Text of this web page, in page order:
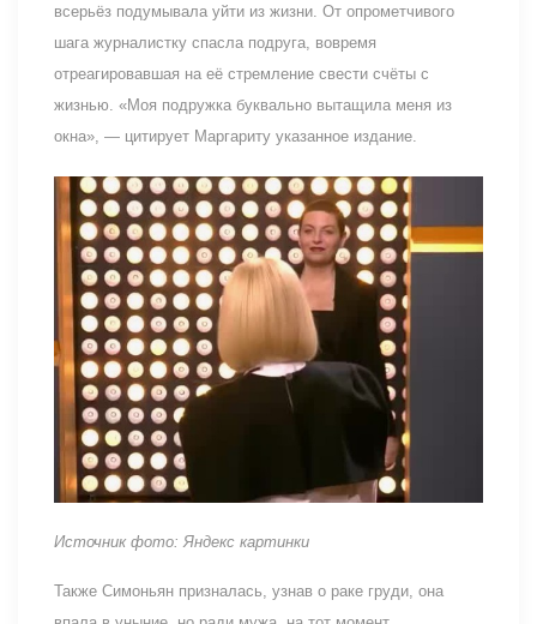
всерьёз подумывала уйти из жизни. От опрометчивого
шага журналистку спасла подруга, вовремя
отреагировавшая на её стремление свести счёты с
жизнью. «Моя подружка буквально вытащила меня из
окна», — цитирует Маргариту указанное издание.
Источник фото: Яндекс картинки
Также Симоньян призналась, узнав о раке груди, она